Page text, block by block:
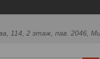
114, 2 этаж, пав. 2046,